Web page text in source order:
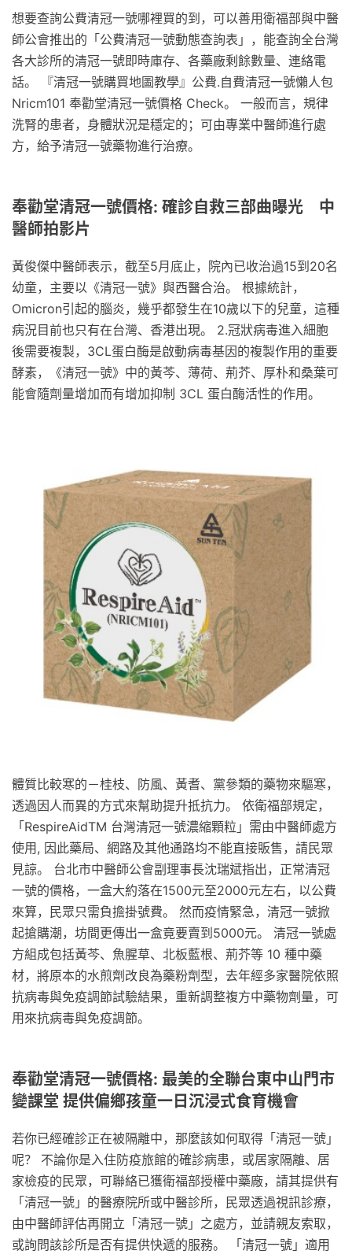
想要查詢公費清冠一號哪裡買的到，可以善用衛福部與中醫
師公會推出的「公費清冠一號動態查詢表」，能查詢全台灣
各大診所的清冠一號即時庫存、各藥廠剩餘數量、連絡電
話。 『清冠一號購買地圖教學』公費.自費清冠一號懶人包
Nricm101 奉勸堂清冠一號價格 Check。 一般而言，規律
洗腎的患者，身體狀況是穩定的；可由專業中醫師進行處
方，給予清冠一號藥物進行治療。
奉勸堂清冠一號價格: 確診自救三部曲曝光 中
醫師拍影片
黃俊傑中醫師表示，截至5月底止，院內已收治過15到20名
幼童，主要以《清冠一號》與西醫合治。 根據統計，
Omicron引起的腦炎，幾乎都發生在10歲以下的兒童，這種
病況目前也只有在台灣、香港出現。 2.冠狀病毒進入細胞
後需要複製，3CL蛋白酶是啟動病毒基因的複製作用的重要
酵素，《清冠一號》中的黃芩、薄荷、荊芥、厚朴和桑葉可
能會隨劑量增加而有增加抑制 3CL 蛋白酶活性的作用。
體質比較寒的－桂枝、防風、黃耆、黨參類的藥物來驅寒，
透過因人而異的方式來幫助提升抵抗力。 依衛福部規定，
「RespireAidTM 台灣清冠一號濃縮顆粒」需由中醫師處方
使用, 因此藥局、網路及其他通路均不能直接販售，請民眾
見諒。 台北市中醫師公會副理事長沈瑞斌指出，正常清冠
一號的價格，一盒大約落在1500元至2000元左右，以公費
來算，民眾只需負擔掛號費。 然而疫情緊急，清冠一號掀
起搶購潮，坊間更傳出一盒竟要賣到5000元。 清冠一號處
方組成包括黃芩、魚腥草、北板藍根、荊芥等 10 種中藥
材，將原本的水煎劑改良為藥粉劑型，去年經多家醫院依照
抗病毒與免疫調節試驗結果，重新調整複方中藥物劑量，可
用來抗病毒與免疫調節。
奉勸堂清冠一號價格: 最美的全聯台東中山門市
變課堂 提供偏鄉孩童一日沉浸式食育機會
若你已經確診正在被隔離中，那麼該如何取得「清冠一號」
呢？ 不論你是入住防疫旅館的確診病患，或居家隔離、居
家檢疫的民眾，可聯絡已獲衛福部授權中藥廠，請其提供有
「清冠一號」的醫療院所或中醫診所，民眾透過視訊診療，
由中醫師評估再開立「清冠一號」之處方，並請親友索取，
或詢問該診所是否有提供快遞的服務。 「清冠一號」適用